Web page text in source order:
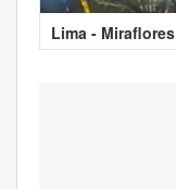
Lima - Miraflores